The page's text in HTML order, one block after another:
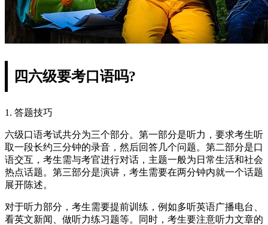
四六级要考口语吗?
1. 答题技巧
六级口语考试共分为三个部分。第一部分是听力，要求考生听
取一段长约三分钟的录音，然后回答几个问题。第二部分是口
语交互，考生需与考官进行对话，主题一般为日常生活和社会
热点话题。第三部分是演讲，考生需要在两分钟内就一个话题
展开陈述。
对于听力部分，考生需要提前训练，例如多听英语广播电台、
看英文新闻、做听力练习题等。同时，考生要注意听力文章的